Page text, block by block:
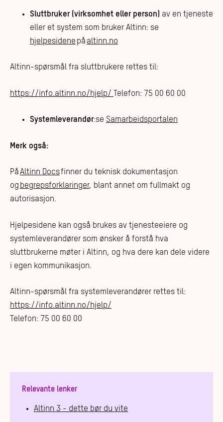
Sluttbruker (virksomhet eller person) av en tjeneste
eller et system som bruker Altinn: se
hjelpesidene på altinn.no
Altinn-spørsmål fra sluttbrukere rettes til:
https://info.altinn.no/hjelp/ Telefon: 75 00 60 00
Systemleverandør:se Samarbeidsportalen
Merk også:
PåAltinn Docsfinner du teknisk dokumentasjon
og begrepsforklaringer, blant annet om fullmakt og
autorisasjon.
Hjelpesidene kan også brukes av tjenesteeiere og
systemleverandører som ønsker å forstå hva
sluttbrukerne møter i Altinn, og hva dere kan dele videre
i egen kommunikasjon.
Altinn-spørsmål fra systemleverandører rettes til:
https://info.altinn.no/hjelp/
Telefon: 75 00 60 00
Relevante lenker
Altinn 3 - dette bør du vite